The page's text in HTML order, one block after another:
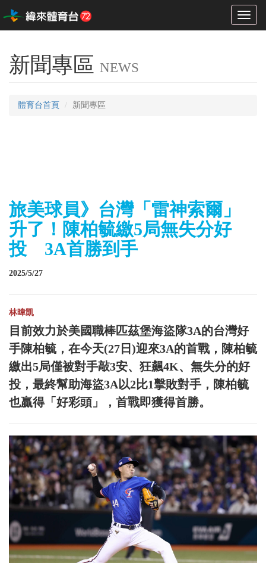
Toggle
新聞專區 NEWS
體育台首頁 新聞專區
旅美球員》台灣「雷神索爾」
升了！陳柏毓繳5局無失分好
投 3A首勝到手
2025/5/27
林暐凱
目前效力於美國職棒匹茲堡海盜隊3A的台灣好
手陳柏毓，在今天(27日)迎來3A的首戰，陳柏毓
繳出5局僅被對手敲3安、狂飆4K、無失分的好
投，最終幫助海盜3A以2比1擊敗對手，陳柏毓
也贏得「好彩頭」，首戰即獲得首勝。